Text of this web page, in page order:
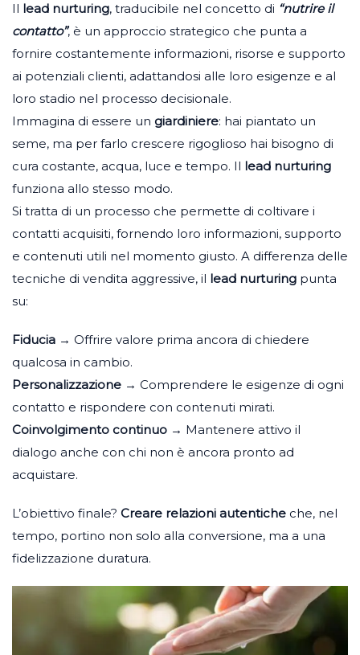
Il lead nurturing, traducibile nel concetto di “nutrire il
contatto”, è un approccio strategico che punta a
fornire costantemente informazioni, risorse e supporto
ai potenziali clienti, adattandosi alle loro esigenze e al
loro stadio nel processo decisionale.
Immagina di essere un giardiniere: hai piantato un
seme, ma per farlo crescere rigoglioso hai bisogno di
cura costante, acqua, luce e tempo. Il lead nurturing
funziona allo stesso modo.
Si tratta di un processo che permette di coltivare i
contatti acquisiti, fornendo loro informazioni, supporto
e contenuti utili nel momento giusto. A differenza delle
tecniche di vendita aggressive, il lead nurturing punta
su:
Fiducia → Offrire valore prima ancora di chiedere
qualcosa in cambio.
Personalizzazione → Comprendere le esigenze di ogni
contatto e rispondere con contenuti mirati.
Coinvolgimento continuo → Mantenere attivo il
dialogo anche con chi non è ancora pronto ad
acquistare.
L’obiettivo finale? Creare relazioni autentiche che, nel
tempo, portino non solo alla conversione, ma a una
fidelizzazione duratura.